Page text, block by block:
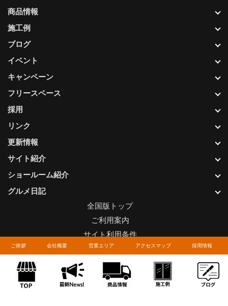
ご挨拶 会社概要 営業エリア アクセスマップ 採用情報
更新情報
サイト紹介
ショールーム紹介
グルメ日記
商品情報
施工例
ブログ
イベント
キャンペーン
フリースペース
採用
リンク
全国版トップ
ご利用案内
サイト利用条件
プライバシーポリシー
関連リンク
お問い合わせについて